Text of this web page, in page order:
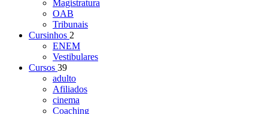
Magistratura
OAB
Tribunais
Cursinhos 2
ENEM
Vestibulares
Cursos 39
adulto
Afiliados
cinema
Coaching